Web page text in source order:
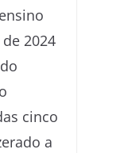
2024
cinco
a